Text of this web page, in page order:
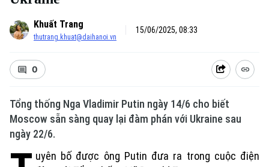
Khuất Trang
thutrang.khuat@daihanoi.vn
15/06/2025, 08:33
0
Tổng thống Nga Vladimir Putin ngày 14/6 cho biết
Moscow sẵn sàng quay lại đàm phán với Ukraine sau
ngày 22/6.
uyên bố được ông Putin đưa ra trong cuộc điện